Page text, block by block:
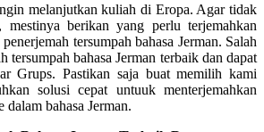
melanjutkan kuliah di Eropa. Agar tidak
mestinya berikan yang perlu terjemahkan
tersumpah bahasa Jerman. Salah
tersumpah bahasa Jerman terbaik dan dapat
Grups. Pastikan saja buat memilih kami
solusi cepat untuuk menterjemahkan
bahasa Jerman.